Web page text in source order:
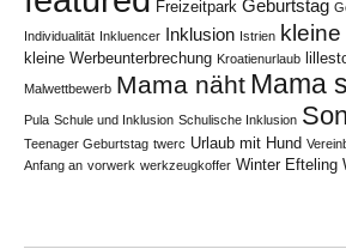
Freizeitpark Geburtstag
Individualität Inkluencer Inklusion Istrien
kleine Werbeunterbrechung Kroatienurlaub
Malwettbewerb Mama näht Mama
Pula Schule und Inklusion Schulische Inklusion
Teenager Geburtstag twerc Urlaub mit Hund
Anfang an vorwerk werkzeugkoffer Winter Efteling